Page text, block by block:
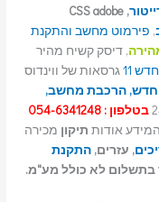
, CSS adobe
, פירמוט מחשב והתקנת
, דיסק קשיח מהיר
11
גרסאות של ווינדוס
הרכבת מחשב,
בטלפון : 054-6341248
תיקון מכירה
, עזרים,התקנת
בתשלום לא כולל מע"מ.